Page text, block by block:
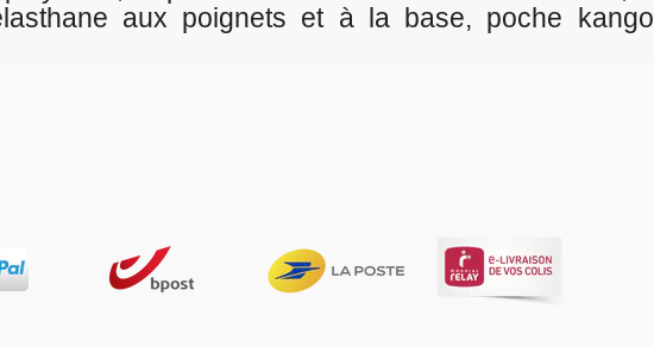
et à la base, poche kangourou plaquée,